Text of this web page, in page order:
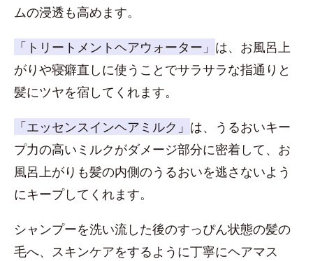
ムの浸透も高めます。
「トリートメントヘアウォーター」 は、お風呂上
がりや寝癖直しに使うことでサラサラな指通りと
髪にツヤを宿してくれます。
「エッセンスインヘアミルク」 は、うるおいキー
プ力の高いミルクがダメージ部分に密着して、お
風呂上がりも髪の内側のうるおいを逃さないよう
にキープしてくれます。
シャンプーを洗い流した後のすっぴん状態の髪の
毛へ、スキンケアをするように丁寧にヘアマス